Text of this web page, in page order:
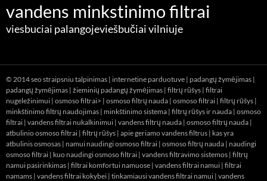
vandens minkstinimo filtrai
viesbuciai palangojeviešbučiai vilniuje
© 2014seo straipsniu talpinimas | internetine parduotuve | padangų žymėjimas |
padangų žymėjimas | žieminių padangų žymėjimas | filtrų rūšys | filtrai
nugeležinimui | osmoso filtrai> | osmoso filtrų nauda | osmoso filtrai | filtrų rūšys |
minkštinimo filtrų naudojimas | minkštinimo sistema | filtrų rūšys ir nauda | osmoso
filtrai | vandens filtrai nukalkinimui | vandens filtrų nauda | osmoso filtrų nauda |
atbulinio osmoso filtrai | filtrų rūšys | apie geriamo vandens filtrus | kas yra
atbulinis osmosas | namui naudingi osmoso filtrai | osmoso filtrų nauda | naudingi
osmoso filtrai | kuo naudingi osmoso filtrai | vandens filtravimo sistemos | filtrų
namui pasirinkimas | filtrai komfortui namuose | vandens filtrai namui | filtrai
namams | vandens filtrai kokybei | tinkamiausi vandens filtrai namui | vandens